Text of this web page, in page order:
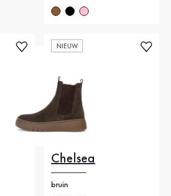
NIEUW
Chelsea
bruin